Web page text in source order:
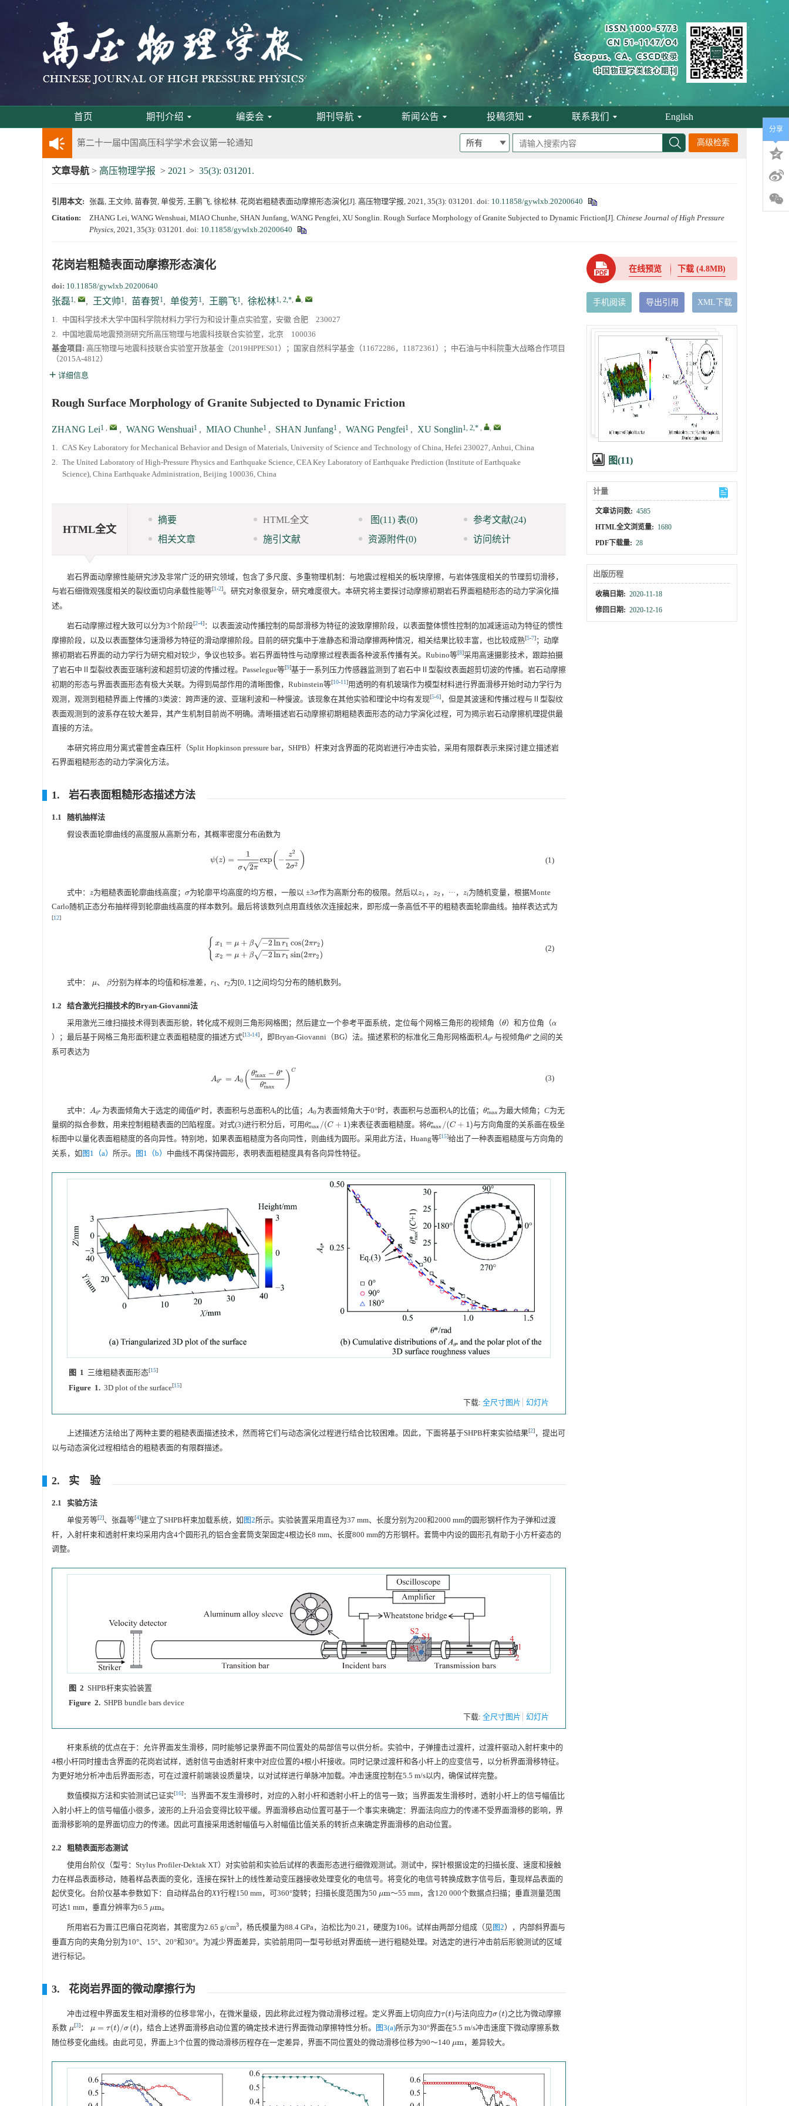
首页 期刊介绍 编委会 期刊导航 新闻公告 投稿须知 联系我们 English
动载下材料物性机器学习与高通量研究专刊征稿启事
《高压物理学报》第二届青年编委会招募启事
《高压物理学报》2023年度优秀审稿人和优秀论文评选结果
第十四届全国爆炸力学学术会议 第二轮通知
第二十一届中国高压科学学术会议第一轮通知
通知
《高压物理学报》第三届青年编委会招募启事
高级检索
文章导航 > 高压物理学报 > 2021 > 35(3): 031201.
引用本文: 张磊, 王文帅, 苗春贺, 单俊芳, 王鹏飞, 徐松林. 花岗岩粗糙表面动摩擦形态演化[J]. 高压物理学报, 2021, 35(3): 031201. doi: 10.11858/gywlxb.20200640
Citation:
ZHANG Lei, WANG Wenshuai, MIAO Chunhe, SHAN Junfang, WANG Pengfei, XU Songlin. Rough Surface Morphology of Granite Subjected to Dynamic Friction[J]. Chinese Journal of High Pressure
Physics, 2021, 35(3): 031201. doi: 10.11858/gywlxb.20200640
花岗岩粗糙表面动摩擦形态演化
doi: 10.11858/gywlxb.20200640
张磊1, , 王文帅1, 苗春贺1, 单俊芳1, 王鹏飞1, 徐松林1, 2,*, ,
1. 中国科学技术大学中国科学院材料力学行为和设计重点实验室，安徽 合肥 230027
2. 中国地震局地震预测研究所高压物理与地震科技联合实验室，北京 100036
基金项目: 高压物理与地震科技联合实验室开放基金（2019HPPES01）；国家自然科学基金（11672286，11872361）；中石油与中科院重大战略合作项目
（2015A-4812）
详细信息
Rough Surface Morphology of Granite Subjected to Dynamic Friction
ZHANG Lei1 , , WANG Wenshuai1 , MIAO Chunhe1 , SHAN Junfang1 , WANG Pengfei1 , XU Songlin1, 2,* , ,
1. CAS Key Laboratory for Mechanical Behavior and Design of Materials, University of Science and Technology of China, Hefei 230027, Anhui, China
2. The United Laboratory of High-Pressure Physics and Earthquake Science, CEA Key Laboratory of Earthquake Prediction (Institute of Earthquake
Science), China Earthquake Administration, Beijing 100036, China
HTML全文
摘要 HTML全文 图(11) 表(0) 参考文献(24)
相关文章
施引文献 资源附件(0) 访问统计
岩石界面动摩擦性能研究涉及非常广泛的研究领域，包含了多尺度、多重物理机制：与地震过程相关的板块摩擦，与岩体强度相关的节理剪切滑移，
与岩石细微观强度相关的裂纹面切向承载性能等[1-2]。研究对象很复杂，研究难度很大。本研究将主要探讨动摩擦初期岩石界面粗糙形态的动力学演化描
述。
岩石动摩擦过程大致可以分为3个阶段[2-4]：以表面波动传播控制的局部滑移为特征的波致摩擦阶段，以表面整体惯性控制的加减速运动为特征的惯性
摩擦阶段，以及以表面整体匀速滑移为特征的滑动摩擦阶段。目前的研究集中于准静态和滑动摩擦两种情况，相关结果比较丰富，也比较成熟[5-7]；动摩
擦初期岩石界面的动力学行为研究相对较少，争议也较多。岩石界面特性与动摩擦过程表面各种波系传播有关。Rubino等[8]采用高速摄影技术，跟踪拍摄
了岩石中Ⅱ型裂纹表面亚瑞利波和超剪切波的传播过程。Passelegue等[9]基于一系列压力传感器监测到了岩石中Ⅱ型裂纹表面超剪切波的传播。岩石动摩擦
初期的形态与界面表面形态有极大关联。为得到局部作用的清晰图像，Rubinstein等[10-11]用透明的有机玻璃作为模型材料进行界面滑移开始时动力学行为
观测，观测到粗糙界面上传播的3类波：跨声速的波、亚瑞利波和一种慢波。该现象在其他实验和理论中均有发现[5-6]，但是其波速和传播过程与Ⅱ型裂纹
表面观测到的波系存在较大差异，其产生机制目前尚不明确。清晰描述岩石动摩擦初期粗糙表面形态的动力学演化过程，可为揭示岩石动摩擦机理提供最
直接的方法。
本研究将应用分离式霍普金森压杆（Split Hopkinson pressure bar，SHPB）杆束对含界面的花岗岩进行冲击实验，采用有限群表示来探讨建立描述岩
石界面粗糙形态的动力学演化方法。
1. 岩石表面粗糙形态描述方法
1.1 随机抽样法
假设表面轮廓曲线的高度服从高斯分布，其概率密度分布函数为
ψ 2 z2 σ2)
(1)
式中： z为粗糙表面轮廓曲线高度；σ 为轮廓平均高度的均方根，一般以 ±3σ作为高斯分布的极限。然后以z1 ，z2 ，···， zi为随机变量，根据Monte
Carlo随机正态分布抽样得到轮廓曲线高度的样本数列。最后将该数列点用直线依次连接起来，即形成一条高低不平的粗糙表面轮廓曲线。抽样表达式为
[12]
{x 1= μ+β − ln r1 cos(2πr2)x2=μ+β−2ln
(2)
式中： μ 、 β 分别为样本的均值和标准差， r1、 r2为[0, 1]之间均匀分布的随机数列。
1.2 结合激光扫描技术的Bryan-Giovanni法
采用激光三维扫描技术得到表面形貌，转化成不规则三角形网格图；然后建立一个参考平面系统，定位每个网格三角形的视倾角（θ）和方位角（α
）；最后基于网格三角形面积建立表面粗糙度的描述方式[13-14]，即Bryan-Giovanni（BG）法。描述累积的标准化三角形网格面积Aθ∗与视倾角θ∗之间的关
系可表达为
max −θ∗θmax
(3)
式中： Aθ∗为表面倾角大于选定的阈值θ∗时，表面积与总面积At的比值；A0为表面倾角大于0°时，表面积与总面积At的比值； θmax∗
为最大倾角； C为无
量纲的拟合参数，用来控制粗糙表面的凹陷程度。对式(3)进行积分后，可用θmax∗/(C+ 1) 来表征表面粗糙度。将θmax∗/(C+ 1) 与方向角度的关系画在极坐
标图中以量化表面粗糙度的各向异性。特别地，如果表面粗糙度为各向同性，则曲线为圆形。采用此方法，Huang等[15]给出了一种表面粗糙度与方向角的
关系，如 图1（a） 所示。 图1（b） 中曲线不再保持圆形，表明表面粗糙度具有各向异性特征。
图 1 三维粗糙表面形态[15]
Figure 1. 3D plot of the surface[15]
下载: 全尺寸图片 幻灯片
上述描述方法给出了两种主要的粗糙表面描述技术，然而将它们与动态演化过程进行结合比较困难。因此，下面将基于SHPB杆束实验结果[2]，提出可
以与动态演化过程相结合的粗糙表面的有限群描述。
2. 实 验
2.1 实验方法
单俊芳等[2]、张磊等[4]建立了SHPB杆束加载系统，如 图2所示。实验装置采用直径为37 mm、长度分别为200和2000 mm的圆形钢杆作为子弹和过渡
杆，入射杆束和透射杆束均采用内含4个圆形孔的铝合金套筒支架固定4根边长8 mm、长度800 mm的方形钢杆。套筒中内设的圆形孔有助于小方杆姿态的
调整。
图 2 SHPB杆束实验装置
Figure 2. SHPB bundle bars device
下载: 全尺寸图片 幻灯片
杆束系统的优点在于：允许界面发生滑移，同时能够记录界面不同位置处的局部信号以供分析。实验中，子弹撞击过渡杆，过渡杆驱动入射杆束中的
4根小杆同时撞击含界面的花岗岩试样，透射信号由透射杆束中对应位置的4根小杆接收。同时记录过渡杆和各小杆上的应变信号，以分析界面滑移特征。
为更好地分析冲击后界面形态，可在过渡杆前端装设质量块，以对试样进行单脉冲加载。冲击速度控制在5.5 m/s以内，确保试样完整。
数值模拟方法和实验测试已证实[16]：当界面不发生滑移时，对应的入射小杆和透射小杆上的信号一致；当界面发生滑移时，透射小杆上的信号幅值比
入射小杆上的信号幅值小很多，波形的上升沿会变得比较平缓。界面滑移启动位置可基于一个事实来确定：界面法向应力的传递不受界面滑移的影响，界
面滑移影响的是界面切应力的传递。因此可直接采用透射幅值与入射幅值比值关系的转折点来确定界面滑移的启动位置。
2.2 粗糙表面形态测试
使用台阶仪（型号：Stylus Profiler-Dektak XT）对实验前和实验后试样的表面形态进行细微观测试。测试中，探针根据设定的扫描长度、速度和接触
力在样品表面移动，随着样品表面的变化，连接在探针上的线性差动变压器接收处理变化的电信号。将变化的电信号转换成数字信号后，重现样品表面的
起伏变化。台阶仪基本参数如下：自动样品台的XY行程150 mm，可360°旋转；扫描长度范围为50 μm ～55 mm，含120 000个数据点扫描；垂直测量范围
可达1 mm，垂直分辨率为6.5 μm 。
所用岩石为晋江巴瘄白花岗岩，其密度为2.65 g/cm3，杨氏模量为88.4 GPa，泊松比为0.21，硬度为106。试样由两部分组成（见 图2），内部斜界面与
垂直方向的夹角分别为10°、15°、20°和30°。为减少界面差异，实验前用同一型号砂纸对界面统一进行粗糙处理。对选定的进行冲击前后形貌测试的区域
进行标记。
3. 花岗岩界面的微动摩擦行为
冲击过程中界面发生相对滑移的位移非常小，在微米量级，因此称此过程为微动滑移过程。定义界面上切向应力τ(t) 与法向应力σ( t) 之比为微动摩擦
系数 μ
[3]： μ= τ(t )/σ(t) ，结合上述界面滑移启动位置的确定技术进行界面微动摩擦特性分析。 图3(a)所示为30°界面在5.5 m/s冲击速度下微动摩擦系数
随位移变化曲线。由此可见，界面上3个位置的微动滑移历程存在一定差异，界面不同位置处的微动滑移位移为90～140 μm ，差异较大。
在线预览 下载(4.8MB)
手机阅读 导出引用 XML下载
图(11)
计量
文章访问数: 4585
HTML全文浏览量: 1680
PDF下载量: 28
出版历程
收稿日期: 2020-11-18
修回日期: 2020-12-16
分享